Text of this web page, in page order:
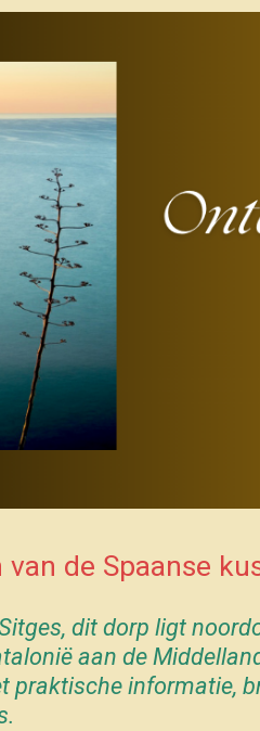
van de Spaanse
, dit dorp ligt
aan de
praktische informatie,
.